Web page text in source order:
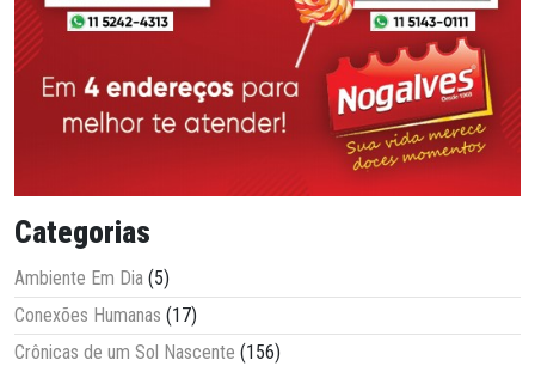
Categorias
Ambiente Em Dia (5)
Conexões Humanas (17)
Crônicas de um Sol Nascente (156)